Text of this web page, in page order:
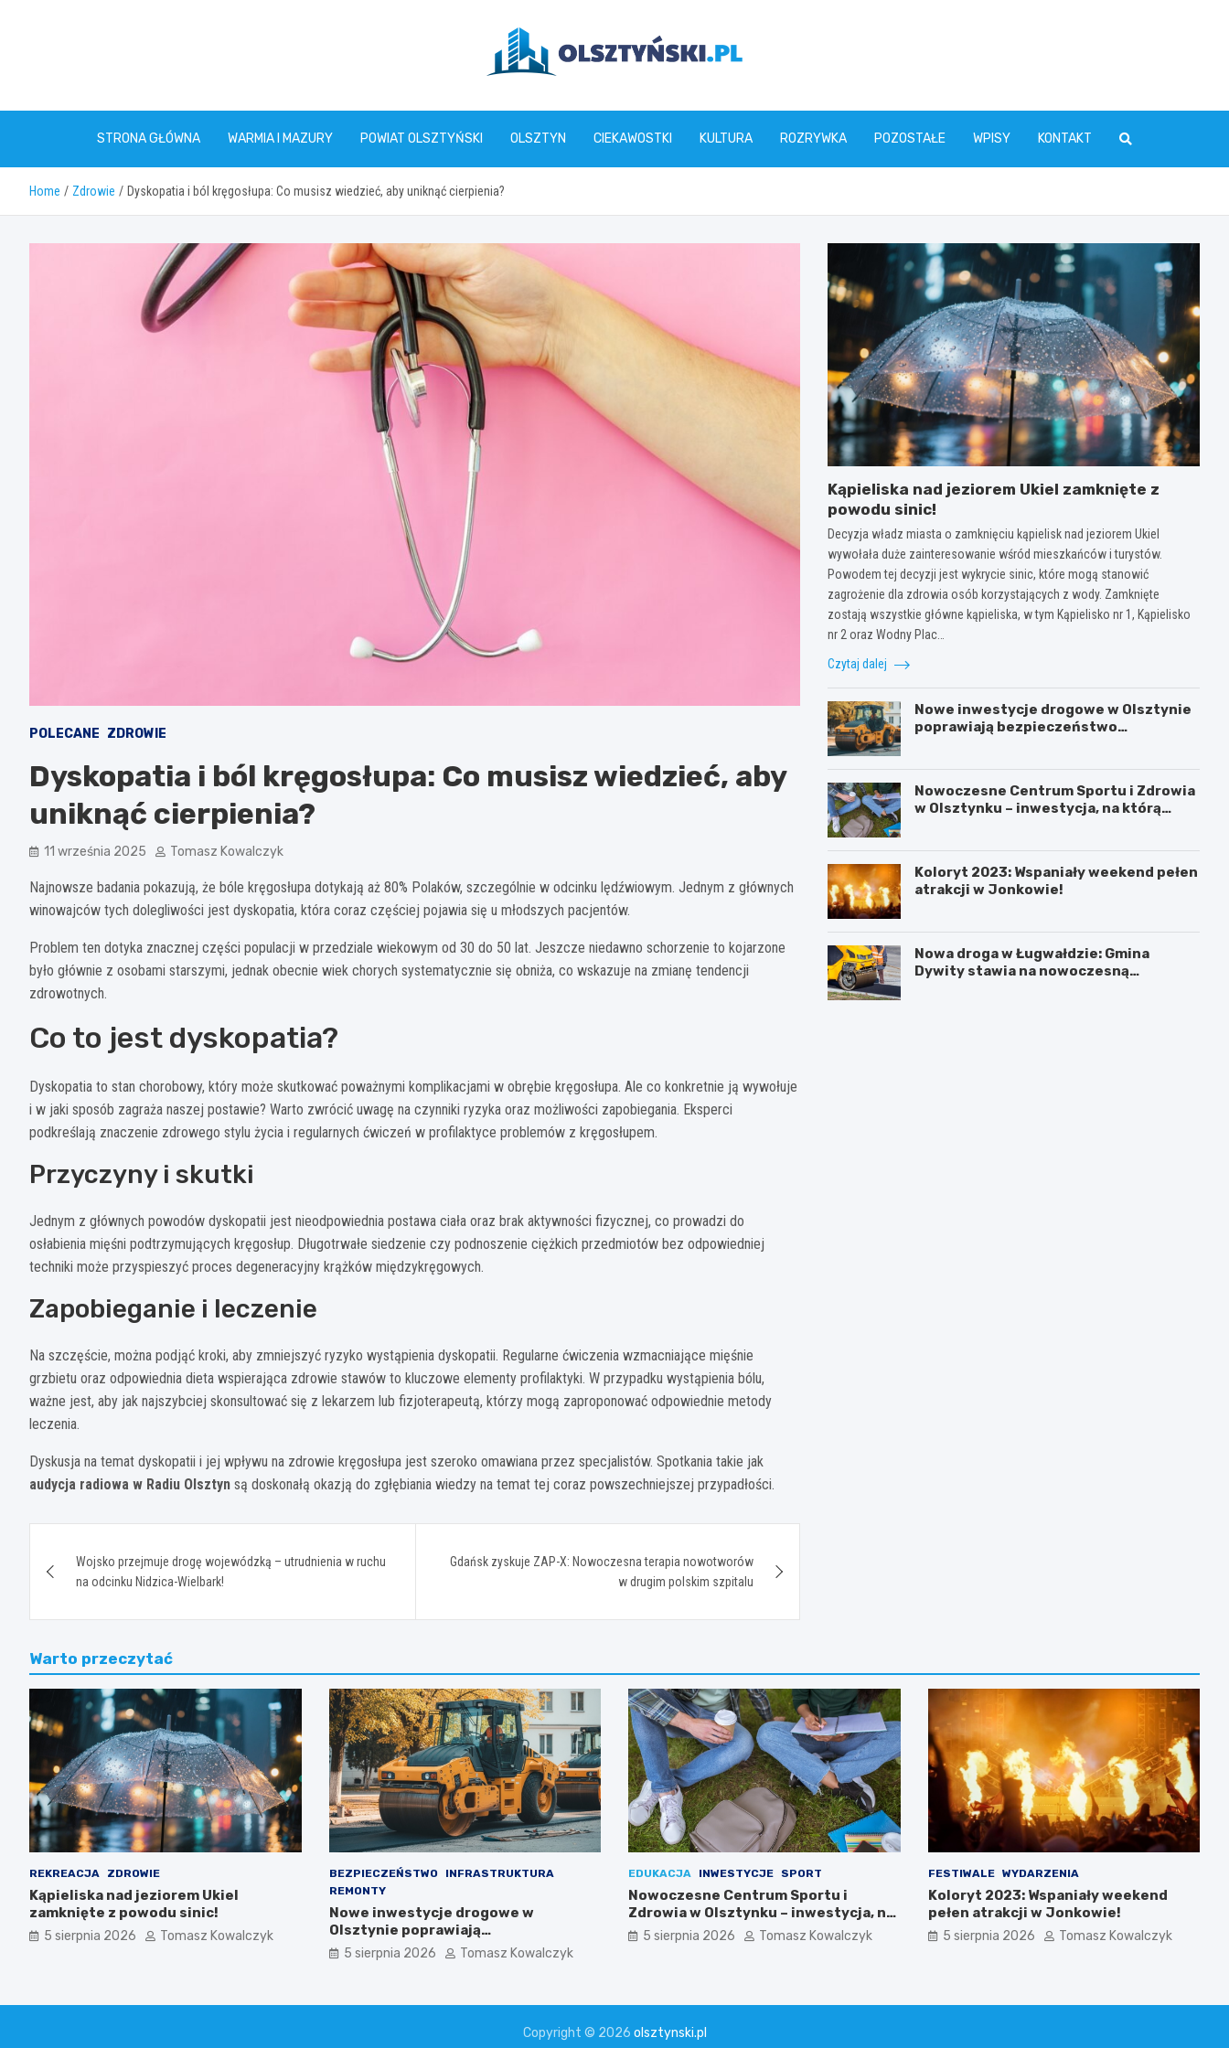
olsztynski.pl
STRONA GŁÓWNA WARMIA I MAZURY POWIAT OLSZTYŃSKI OLSZTYN CIEKAWOSTKI KULTURA ROZRYWKA POZOSTAŁE WPISY KONTAKT
Home Zdrowie Dyskopatia i ból kręgosłupa: Co musisz wiedzieć, aby uniknąć cierpienia?
POLECANE ZDROWIE
Dyskopatia i ból kręgosłupa: Co musisz wiedzieć, aby
uniknąć cierpienia?
11 września 2025 Tomasz Kowalczyk
Najnowsze badania pokazują, że bóle kręgosłupa dotykają aż 80% Polaków, szczególnie w odcinku lędźwiowym. Jednym z głównych
winowajców tych dolegliwości jest dyskopatia, która coraz częściej pojawia się u młodszych pacjentów.
Problem ten dotyka znacznej części populacji w przedziale wiekowym od 30 do 50 lat. Jeszcze niedawno schorzenie to kojarzone
było głównie z osobami starszymi, jednak obecnie wiek chorych systematycznie się obniża, co wskazuje na zmianę tendencji
zdrowotnych.
Co to jest dyskopatia?
Dyskopatia to stan chorobowy, który może skutkować poważnymi komplikacjami w obrębie kręgosłupa. Ale co konkretnie ją wywołuje
i w jaki sposób zagraża naszej postawie? Warto zwrócić uwagę na czynniki ryzyka oraz możliwości zapobiegania. Eksperci
podkreślają znaczenie zdrowego stylu życia i regularnych ćwiczeń w profilaktyce problemów z kręgosłupem.
Przyczyny i skutki
Jednym z głównych powodów dyskopatii jest nieodpowiednia postawa ciała oraz brak aktywności fizycznej, co prowadzi do
osłabienia mięśni podtrzymujących kręgosłup. Długotrwałe siedzenie czy podnoszenie ciężkich przedmiotów bez odpowiedniej
techniki może przyspieszyć proces degeneracyjny krążków międzykręgowych.
Zapobieganie i leczenie
Na szczęście, można podjąć kroki, aby zmniejszyć ryzyko wystąpienia dyskopatii. Regularne ćwiczenia wzmacniające mięśnie
grzbietu oraz odpowiednia dieta wspierająca zdrowie stawów to kluczowe elementy profilaktyki. W przypadku wystąpienia bólu,
ważne jest, aby jak najszybciej skonsultować się z lekarzem lub fizjoterapeutą, którzy mogą zaproponować odpowiednie metody
leczenia.
Dyskusja na temat dyskopatii i jej wpływu na zdrowie kręgosłupa jest szeroko omawiana przez specjalistów. Spotkania takie jak
audycja radiowa w Radiu Olsztyn są doskonałą okazją do zgłębiania wiedzy na temat tej coraz powszechniejszej przypadłości.
wpisu
Wojsko przejmuje drogę wojewódzką – utrudnienia w ruchu
na odcinku Nidzica-Wielbark!
Gdańsk zyskuje ZAP-X: Nowoczesna terapia nowotworów
w drugim polskim szpitalu
Kąpieliska nad jeziorem Ukiel zamknięte z
powodu sinic!
Decyzja władz miasta o zamknięciu kąpielisk nad jeziorem Ukiel
wywołała duże zainteresowanie wśród mieszkańców i turystów.
Powodem tej decyzji jest wykrycie sinic, które mogą stanowić
zagrożenie dla zdrowia osób korzystających z wody. Zamknięte
zostają wszystkie główne kąpieliska, w tym Kąpielisko nr 1, Kąpielisko
nr 2 oraz Wodny Plac…
Czytaj dalej
Nowe inwestycje drogowe w Olsztynie
poprawiają bezpieczeństwo
Nowoczesne Centrum Sportu i Zdrowia
w Olsztynku – inwestycja, na którą
Koloryt 2023: Wspaniały weekend pełen
atrakcji w Jonkowie!
Nowa droga w Ługwałdzie: Gmina
Dywity stawia na nowoczesną
Warto przeczytać
REKREACJA ZDROWIE
Kąpieliska nad jeziorem Ukiel
zamknięte z powodu sinic!
5 sierpnia 2026 Tomasz Kowalczyk
BEZPIECZEŃSTWO
INFRASTRUKTURA
REMONTY
Nowe inwestycje drogowe w
Olsztynie poprawiają
bezpieczeństwo mieszkańców
5 sierpnia 2026 Tomasz Kowalczyk
EDUKACJA INWESTYCJE SPORT
Nowoczesne Centrum Sportu i
Zdrowia w Olsztynku – inwestycja, na
którą czekali uczniowie!
5 sierpnia 2026 Tomasz Kowalczyk
FESTIWALE WYDARZENIA
Koloryt 2023: Wspaniały weekend
pełen atrakcji w Jonkowie!
5 sierpnia 2026 Tomasz Kowalczyk
Copyright © 2026 olsztynski.pl